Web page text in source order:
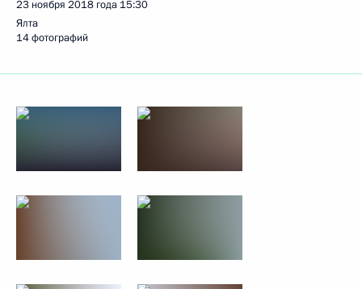
23 ноября 2018 года 15:30
Ялта
14 фотографий